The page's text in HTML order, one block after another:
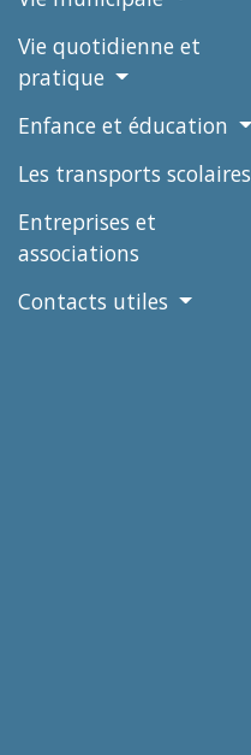
Vie quotidienne et
pratique
Enfance et éducation
Les transports scolaires
Entreprises et
associations
Contacts utiles